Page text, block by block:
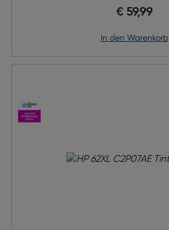
€ 59,99
in den Warenkorb